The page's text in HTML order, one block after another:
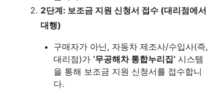
2단계: 보조금 지원 신청서 접수 (대리점에서
대행)
구매자가 아닌, 자동차 제조사/수입사(즉,
대리점)가 ‘무공해차 통합누리집’시스템
을 통해 보조금 지원 신청서를 접수합니
다.